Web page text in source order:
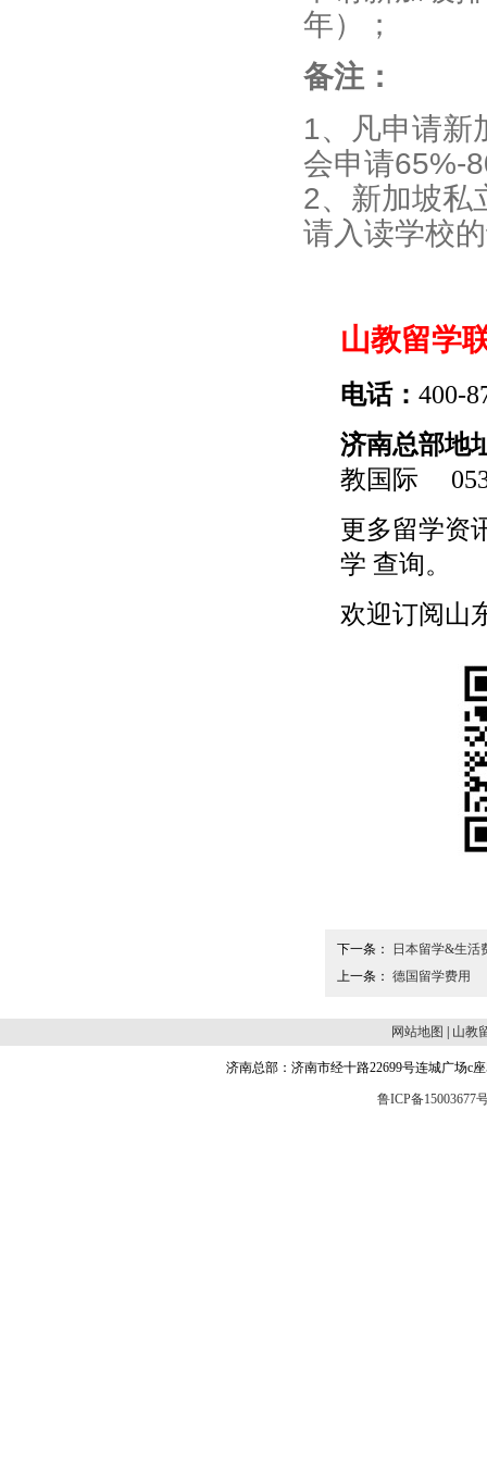
年）；
备注：
1、凡申请新
会申请65%-
2、新加坡私
请入读学校
山教留学
电话： 400-
济南总部地
教国际
更多留学资
学 查询。
欢迎订阅山
下一条：
日本留学&生活
上一条： 德国留学费用
网站地图 山教
济南总部：济南市经十路22699号连城广场c
鲁ICP备15003677